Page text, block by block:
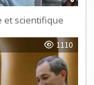
et scientifique
1110